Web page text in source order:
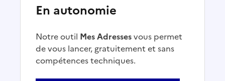
En autonomie
Notre outil Mes Adressesvous permet
de vous lancer, gratuitement et sans
compétences techniques.